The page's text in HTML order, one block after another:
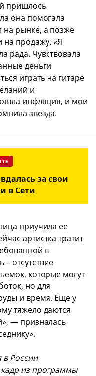
пришлось
она помогала
на рынке, а позже
на продажу. «Я
рада. Чувствовала
деньги
играть на гитаре
и
инфляция, и мои
звезда.
за свои
в Сети
приучила ее
артистка тратит
в
– отсутствие
которые могут
но для
и время. Еще у
тяжело даются
— призналась
в России
кадр из программы